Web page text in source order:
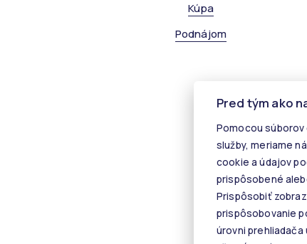
Kúpa
Podnájom
Pred tým ako
Pomocou
služby, meriame
cookie a údajov
prispôsobené
Prispôsobiť
prispôsobovanie
úrovni